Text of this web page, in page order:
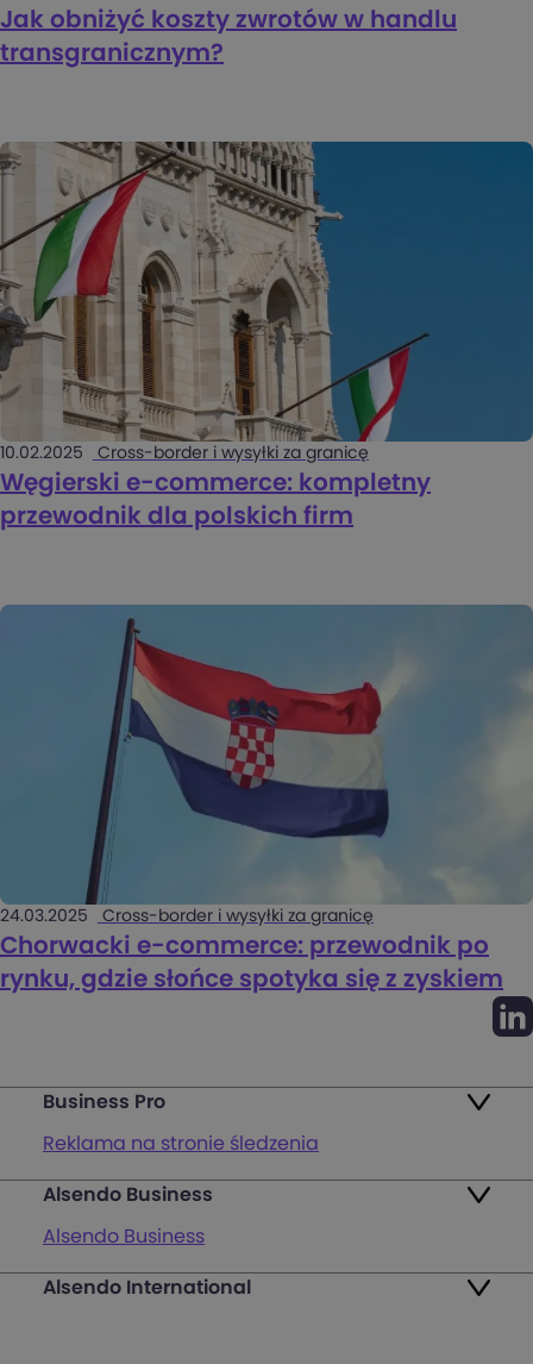
Jak obniżyć koszty zwrotów w handlu
transgranicznym?
10.02.2025 Cross-border i wysyłki za granicę
Węgierski e-commerce: kompletny
przewodnik dla polskich firm
24.03.2025 Cross-border i wysyłki za granicę
Chorwacki e-commerce: przewodnik po
rynku, gdzie słońce spotyka się z zyskiem
Business Pro
Reklama na stronie śledzenia
Mapa punktów
Zwroty
Alsendo Business
Alsendo Business
Przesyłki krajowe
Alsendo International